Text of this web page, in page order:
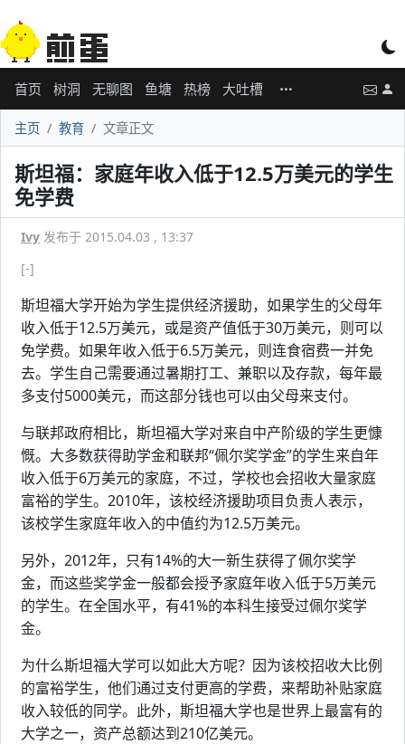
首页 树洞 无聊图 鱼塘 热榜 大吐槽
主页 教育 文章正文
斯坦福：家庭年收入低于12.5万美元的学生
免学费
Ivy 发布于 2015.04.03 , 13:37
[-]
斯坦福大学开始为学生提供经济援助，如果学生的父母年
收入低于12.5万美元，或是资产值低于30万美元，则可以
免学费。如果年收入低于6.5万美元，则连食宿费一并免
去。学生自己需要通过暑期打工、兼职以及存款，每年最
多支付5000美元，而这部分钱也可以由父母来支付。
与联邦政府相比，斯坦福大学对来自中产阶级的学生更慷
慨。大多数获得助学金和联邦“佩尔奖学金”的学生来自年
收入低于6万美元的家庭，不过，学校也会招收大量家庭
富裕的学生。2010年，该校经济援助项目负责人表示，
该校学生家庭年收入的中值约为12.5万美元。
另外，2012年，只有14%的大一新生获得了佩尔奖学
金，而这些奖学金一般都会授予家庭年收入低于5万美元
的学生。在全国水平，有41%的本科生接受过佩尔奖学
金。
为什么斯坦福大学可以如此大方呢？因为该校招收大比例
的富裕学生，他们通过支付更高的学费，来帮助补贴家庭
收入较低的同学。此外，斯坦福大学也是世界上最富有的
大学之一，资产总额达到210亿美元。